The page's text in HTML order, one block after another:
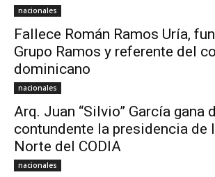
nacionales
Fallece Román Ramos Uría,
Grupo Ramos y referente del
dominicano
nacionales
Arq. Juan “Silvio” García gana
contundente la presidencia de
Norte del CODIA
nacionales